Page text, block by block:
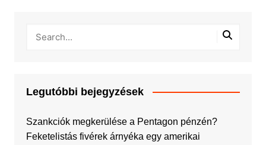
Legutóbbi bejegyzések
Szankciók megkerülése a Pentagon pénzén?
Feketelistás fivérek árnyéka egy amerikai